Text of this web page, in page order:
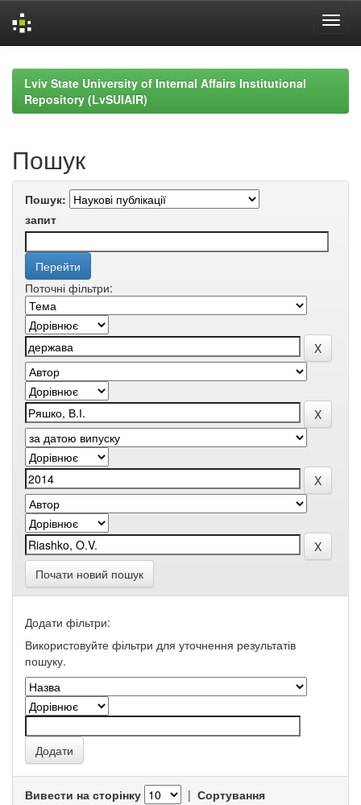
navigationLviv State University of Internal Affairs Institutional
Repository (LvSUIAIR)
Пошук
Пошук:
запит
Поточні фільтри:
Почати новий пошук
Додати фільтри:
Використовуйте фільтри для уточнення результатів
пошуку.
Вивести на сторінку | Сортування